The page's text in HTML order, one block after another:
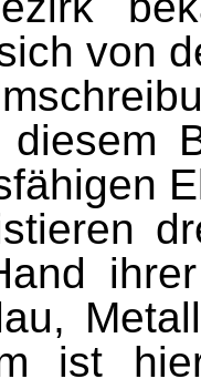
von
ihrer
ist